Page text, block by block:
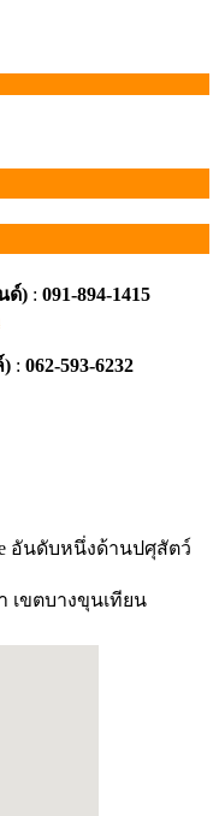
ด์) : 091-894-1415
) : 062-593-6232
อันดับหนึ่งด้านปศุสัตว์
เขตบางขุนเทียน